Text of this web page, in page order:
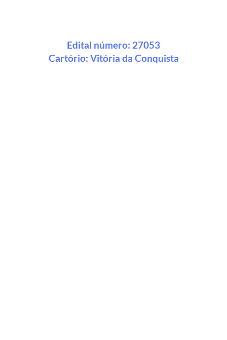
Edital número: 27053
Cartório: Vitória da Conquista